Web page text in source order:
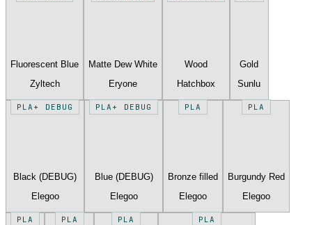
Fluorescent Blue
Zyltech
Matte Dew White
Eryone
Wood
Hatchbox
Gold
Sunlu
PLA+ DEBUG
Black (DEBUG)
Elegoo
PLA+ DEBUG
Blue (DEBUG)
Elegoo
PLA
Bronze filled
Elegoo
PLA
Burgundy Red
Elegoo
PLA PLA PLA PLA